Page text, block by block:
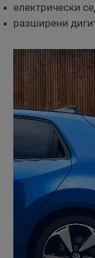
електрически
разширени